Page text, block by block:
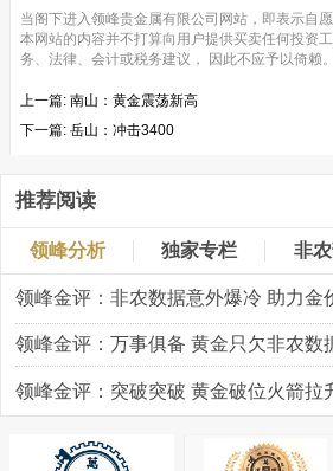
当阁下进入领峰贵金属有限公司网站，即表示自
本网站的内容并不打算向用户提供买卖任何投资
务、法律、会计或税务建议， 因此不应予以倚赖。
上一篇: 南山：黄金震荡新高
下一篇: 岳山：冲击3400
推荐阅读
领峰分析 独家专栏 非
领峰金评：突破突破 黄金破位火箭拉